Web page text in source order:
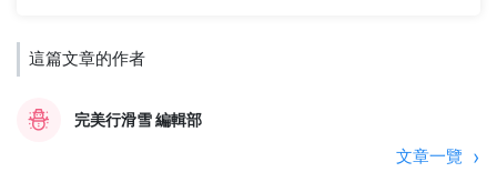
這篇文章的作者
完美行滑雪 編輯部
文章一覽